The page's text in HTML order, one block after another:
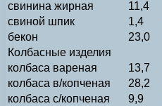
свинина жирная
11,4
свиной шпик
1,4
бекон
23,0
Колбасные изделия
колбаса вареная
13,7
колбаса в/копченая
28,2
колбаса с/копченая
9,9